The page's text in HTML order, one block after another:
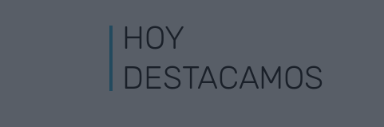
HOY
DESTACAMOS